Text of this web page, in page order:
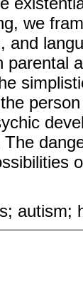
we
and
parental
autism;